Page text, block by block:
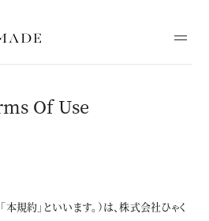
News
Of Use
規約」といいます。）は、株式会社ひゃく